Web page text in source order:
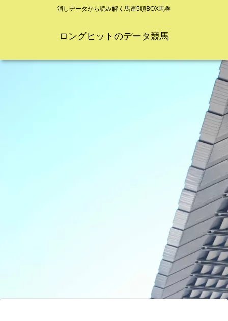
消しデータから読み解く馬連5頭BOX馬券
ロングヒットのデータ競馬